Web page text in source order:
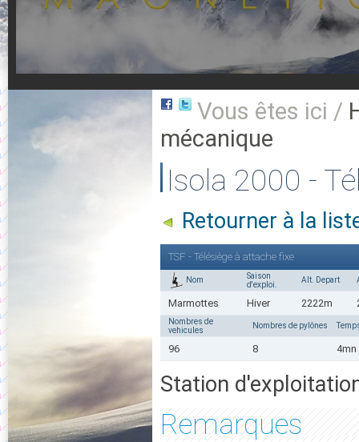
Vous êtes ici /
mécanique
Isola 2000 -
Retourner à la
TSF - Télésiège à attache fixe
Nom
Saison
d'exploi.
Alt. Depart
Marmottes Hiver 2222m
Nombres de
vehicules
Nombres de pylônes
96 8 4mn
Station
Remarques